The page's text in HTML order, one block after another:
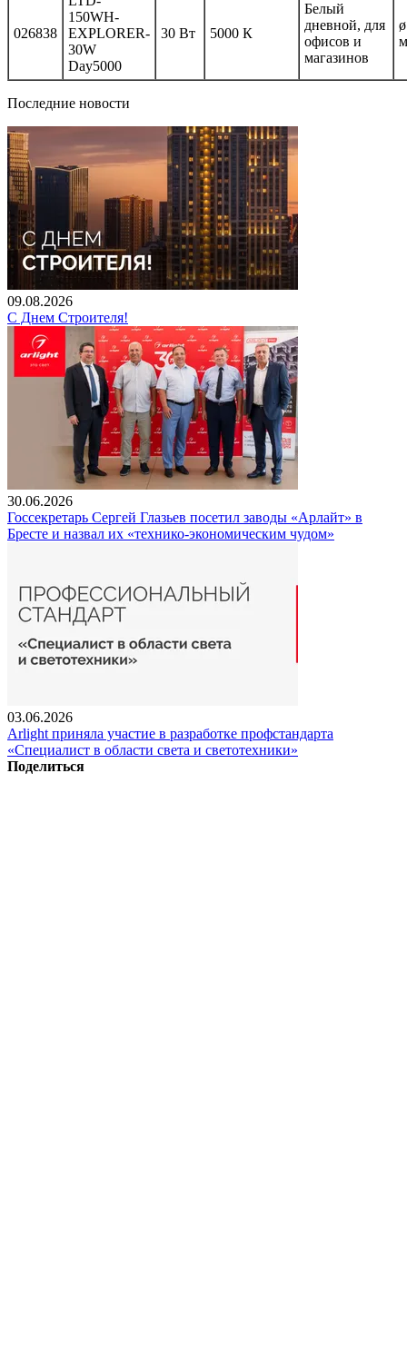
026838
150WH-
EXPLORER-
30W
Day5000
30 Вт 5000 К
Белый
дневной, для
офисов и
магазинов
Последние новости
09.08.2026
С Днем Строителя!
30.06.2026
Госсекретарь Сергей Глазьев посетил заводы «Арлайт» в
Бресте и назвал их «технико-экономическим чудом»
03.06.2026
Arlight приняла участие в разработке профстандарта
«Специалист в области света и светотехники»
Поделиться